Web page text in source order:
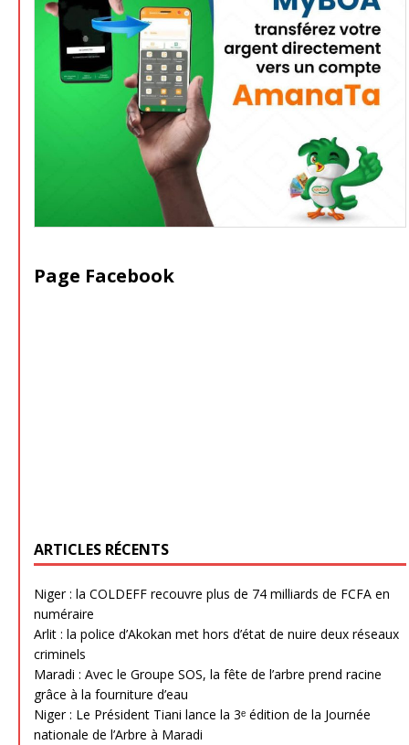
Page Facebook
ARTICLES RÉCENTS
Niger : la COLDEFF recouvre plus de 74 milliards de FCFA en
numéraire
Arlit : la police d’Akokan met hors d’état de nuire deux réseaux
criminels
Maradi : Avec le Groupe SOS, la fête de l’arbre prend racine
grâce à la fourniture d’eau
Niger : Le Président Tiani lance la 3ᵉ édition de la Journée
nationale de l’Arbre à Maradi